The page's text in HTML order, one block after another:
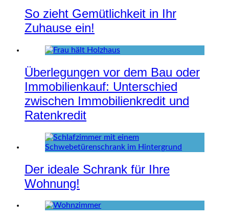
So zieht Gemütlichkeit in Ihr
Zuhause ein!
Überlegungen vor dem Bau oder
Immobilienkauf: Unterschied
zwischen Immobilienkredit und
Ratenkredit
Der ideale Schrank für Ihre
Wohnung!